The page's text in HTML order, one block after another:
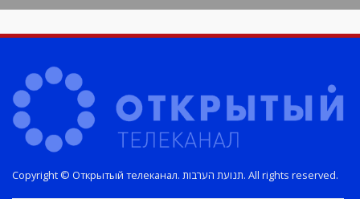
Copyright © Открытый телеканал. תנועת הערבות. All rights reserved.